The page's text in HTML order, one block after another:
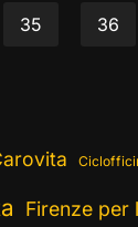
35 36
Firenze per